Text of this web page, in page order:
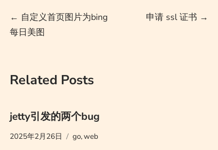
Post
navigation
← 自定义首页图片为bing
每日美图
申请 ssl 证书 →
Related Posts
jetty引发的两个bug
2025年2月26日 go,web